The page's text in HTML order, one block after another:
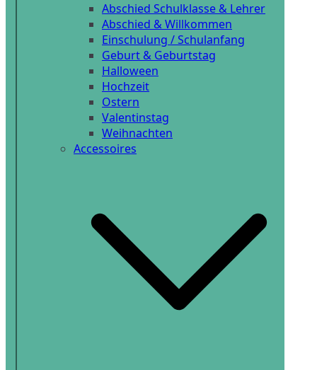
Abschied Schulklasse & Lehrer
Abschied & Willkommen
Einschulung / Schulanfang
Geburt & Geburtstag
Halloween
Hochzeit
Ostern
Valentinstag
Weihnachten
Accessoires